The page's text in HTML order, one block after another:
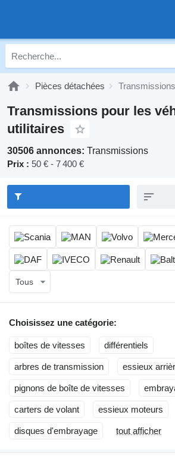
Pièces détachées Transmissions
Transmissions pour les
utilitaires
30506 annonces: Transmissions
Prix : 50 € - 7 400 €
Tous
Choisissez une catégorie:
boîtes de vitesses différentiels
arbres de transmission essieux
pignons de boîte de vitesses
carters de volant essieux moteurs
disques d'embrayage tout afficher